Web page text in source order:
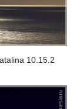
10.15.2